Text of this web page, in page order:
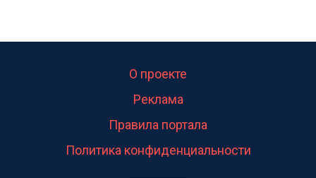
О проекте
Реклама
Правила портала
Политика конфиденциальности